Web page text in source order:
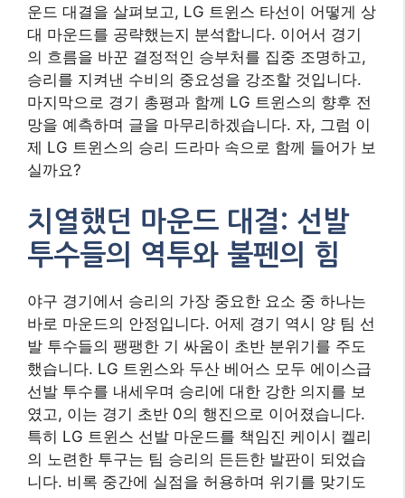
운드 대결을 살펴보고, LG 트윈스 타선이 어떻게 상
대 마운드를 공략했는지 분석합니다. 이어서 경기
의 흐름을 바꾼 결정적인 승부처를 집중 조명하고,
승리를 지켜낸 수비의 중요성을 강조할 것입니다.
마지막으로 경기 총평과 함께 LG 트윈스의 향후 전
망을 예측하며 글을 마무리하겠습니다. 자, 그럼 이
제 LG 트윈스의 승리 드라마 속으로 함께 들어가 보
실까요?
치열했던 마운드 대결: 선발
투수들의 역투와 불펜의 힘
야구 경기에서 승리의 가장 중요한 요소 중 하나는
바로 마운드의 안정입니다. 어제 경기 역시 양 팀 선
발 투수들의 팽팽한 기 싸움이 초반 분위기를 주도
했습니다. LG 트윈스와 두산 베어스 모두 에이스급
선발 투수를 내세우며 승리에 대한 강한 의지를 보
였고, 이는 경기 초반 0의 행진으로 이어졌습니다.
특히 LG 트윈스 선발 마운드를 책임진 케이시 켈리
의 노련한 투구는 팀 승리의 든든한 발판이 되었습
니다. 비록 중간에 실점을 허용하며 위기를 맞기도